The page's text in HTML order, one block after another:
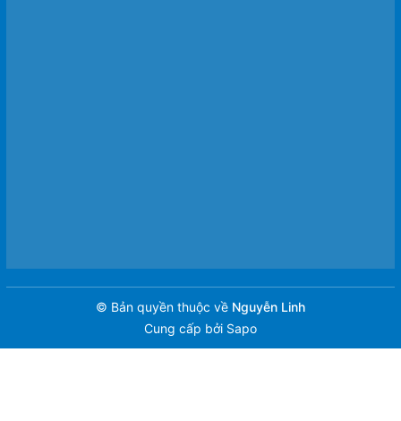
© Bản quyền thuộc về Nguyễn Linh
Cung cấp bởi Sapo